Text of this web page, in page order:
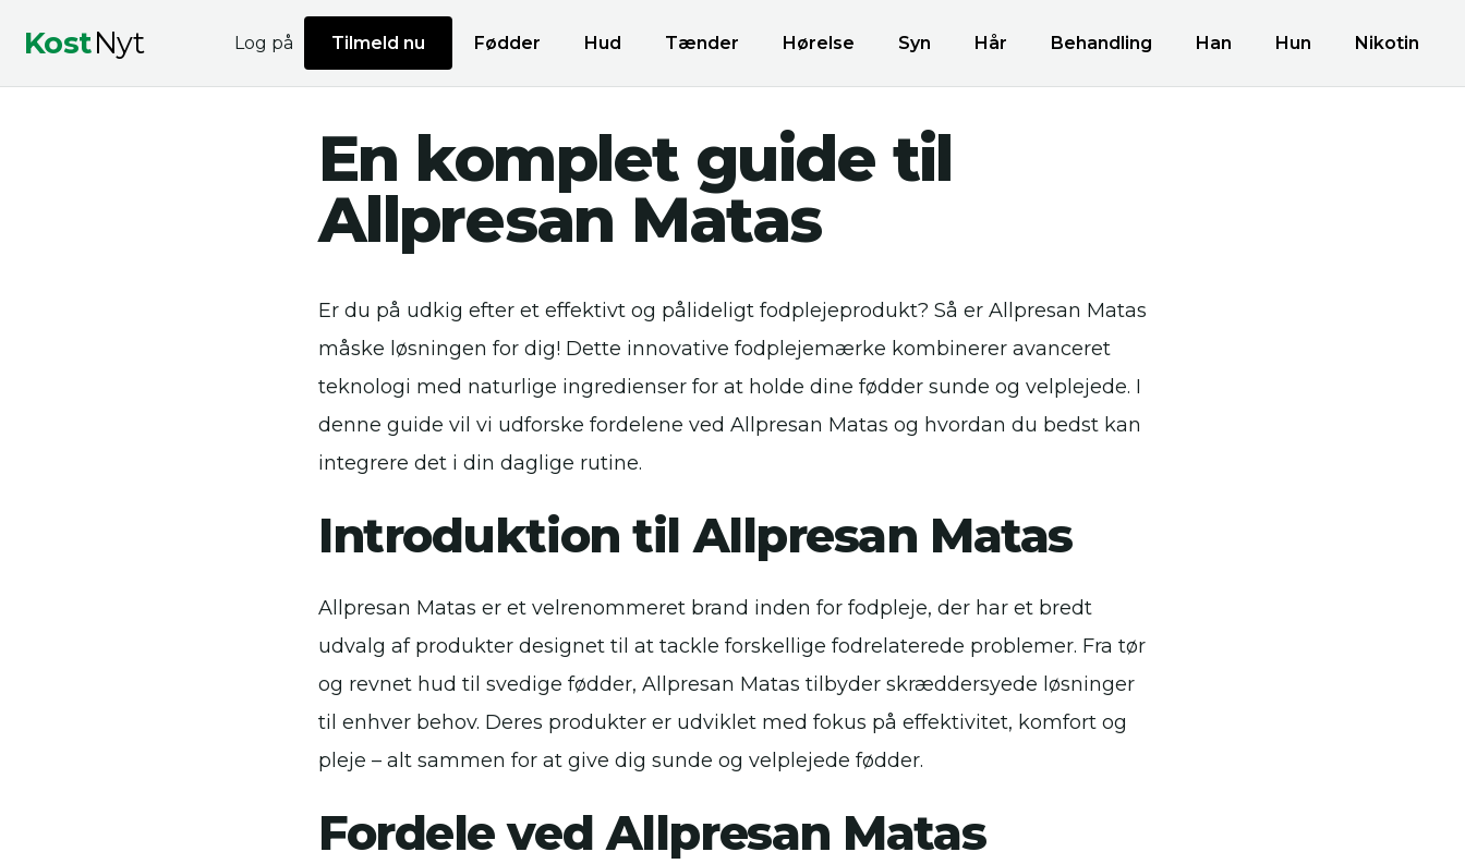
KostNyt Fødder Hud Tænder Hørelse Syn Hår Behandling Han Hun Nikotin
Log på Tilmeld nu
En komplet guide til
Allpresan Matas
Er du på udkig efter et effektivt og pålideligt fodplejeprodukt? Så er Allpresan Matas
måske løsningen for dig! Dette innovative fodplejemærke kombinerer avanceret
teknologi med naturlige ingredienser for at holde dine fødder sunde og velplejede. I
denne guide vil vi udforske fordelene ved Allpresan Matas og hvordan du bedst kan
integrere det i din daglige rutine.
Introduktion til Allpresan Matas
Allpresan Matas er et velrenommeret brand inden for fodpleje, der har et bredt
udvalg af produkter designet til at tackle forskellige fodrelaterede problemer. Fra tør
og revnet hud til svedige fødder, Allpresan Matas tilbyder skræddersyede løsninger
til enhver behov. Deres produkter er udviklet med fokus på effektivitet, komfort og
pleje – alt sammen for at give dig sunde og velplejede fødder.
Fordele ved Allpresan Matas